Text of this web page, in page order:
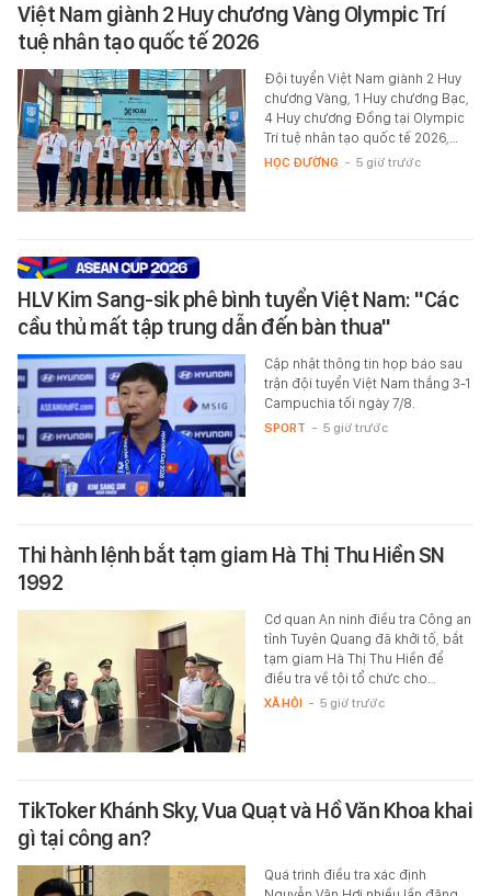
Việt Nam giành 2 Huy chương Vàng Olympic Trí
tuệ nhân tạo quốc tế 2026
Đội tuyển Việt Nam giành 2 Huy
chương Vàng, 1 Huy chương Bạc,
4 Huy chương Đồng tại Olympic
Trí tuệ nhân tạo quốc tế 2026,…
HỌC ĐƯỜNG - 5 giờ trước
HLV Kim Sang-sik phê bình tuyển Việt Nam: "Các
cầu thủ mất tập trung dẫn đến bàn thua"
Cập nhật thông tin họp báo sau
trận đội tuyển Việt Nam thắng 3-1
Campuchia tối ngày 7/8.
SPORT - 5 giờ trước
Thi hành lệnh bắt tạm giam Hà Thị Thu Hiền SN
1992
Cơ quan An ninh điều tra Công an
tỉnh Tuyên Quang đã khởi tố, bắt
tạm giam Hà Thị Thu Hiền để
điều tra về tội tổ chức cho…
XÃ HỘI - 5 giờ trước
TikToker Khánh Sky, Vua Quạt và Hồ Văn Khoa khai
gì tại công an?
Quá trình điều tra xác định